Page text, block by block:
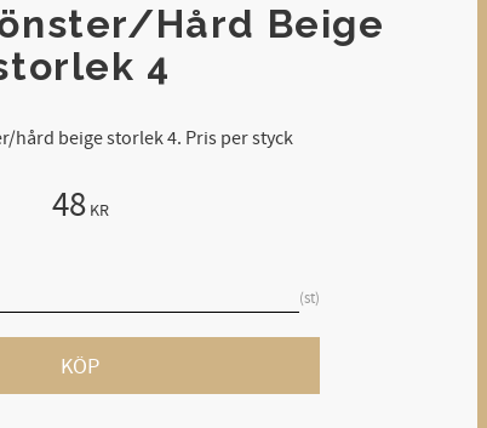
Hård Beige
4
hård beige storlek 4. Pris per styck
48KR
st
KÖP